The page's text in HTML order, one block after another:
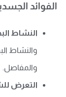
الفوائد
النشاط
والنشاط
والمفاصل.
التعرض